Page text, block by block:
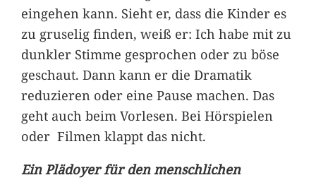
eingehen kann. Sieht er, dass die Kinder es
zu gruselig finden, weiß er: Ich habe mit zu
dunkler Stimme gesprochen oder zu böse
geschaut. Dann kann er die Dramatik
reduzieren oder eine Pause machen. Das
geht auch beim Vorlesen. Bei Hörspielen
oder Filmen klappt das nicht.
Ein Plädoyer für den menschlichen